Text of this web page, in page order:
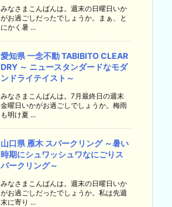
みなさまこんばんは。週末の日曜日いか
がお過ごしだったでしょうか。まぁ、と
にかく暑 ...
愛知県 一念不動 TABIBITO CLEAR
DRY ～ ニュースタンダードなモダ
ンドライテイスト～
みなさまこんばんは。7月最終日の週末
金曜日いかがお過ごしでしょうか。梅雨
も明け夏 ...
山口県 雁木 スパークリング ～暑い
時期にシュワッシュワなにごりス
パークリング～
みなさまこんばんは。週末の日曜日いか
がお過ごしだったでしょうか。私は先週
末に寄り ...